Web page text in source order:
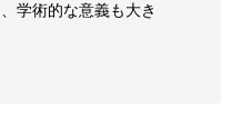
学術的な意義も大き